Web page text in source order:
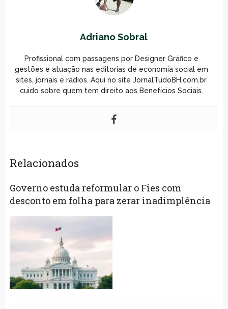
Adriano Sobral
Profissional com passagens por Designer Gráfico e
gestões e atuação nas editorias de economia social em
sites, jornais e rádios. Aqui no site JornalTudoBH.com.br
cuido sobre quem tem direito aos Benefícios Sociais.
Relacionados
Governo estuda reformular o Fies com
desconto em folha para zerar inadimplência